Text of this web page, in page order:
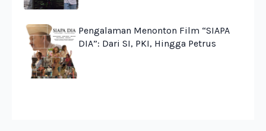
Pengalaman Menonton Film “SIAPA
DIA”: Dari SI, PKI, Hingga Petrus